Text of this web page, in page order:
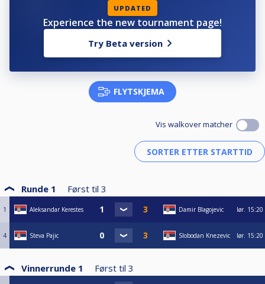
UPDATED
Experience the new tournament page!
Try Beta version
FLYTSKJEMA
Vis walkover matcher
Runde 1 Først til 3
1 Aleksandar Kerestes Damir Blagojevic lør. 15:20
4 Steva Pajic Slobodan Knezevic lør. 15:20
Vinnerrunde 1 Først til 3